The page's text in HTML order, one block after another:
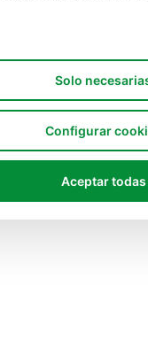
Solo
Configurar
Aceptar todas